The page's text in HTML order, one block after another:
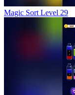
Magic Sort Level 29